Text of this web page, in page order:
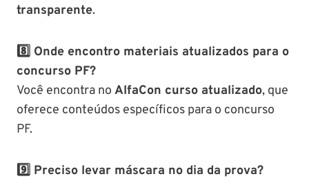
transparente.
8️⃣ Onde encontro materiais atualizados para o
concurso PF?
Você encontra no AlfaCon curso atualizado, que
oferece conteúdos específicos para o concurso
PF.
9️⃣ Preciso levar máscara no dia da prova?